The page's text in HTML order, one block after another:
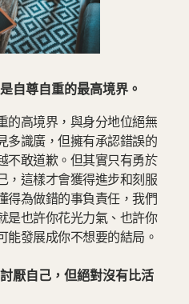
自尊自重的最高境界。
的高境界，與身分地位絕無
多識廣，但擁有承認錯誤的
不敢道歉。但其實只有勇於
，這樣才會獲得進步和刻服
得為做錯的事負責任，我們
是也許你花光力氣、也許你
能發展成你不想要的結局。
厭自己，但絕對沒有比活